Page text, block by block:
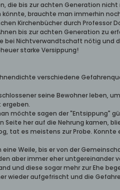
die bis zur achten Generation
brauchte man immerhin
Kirchenbücher durch
bis zur achten Generation zu
bei Nichtverwandtschaft nötig und
starke Versippung!
verschiedene
seine Bewohner leben,
möchte sagen der "Entsippung"
Seite her auf die Nehrung kamen,
tat es meistens zur Probe. Konnte
Weile, bis er von der
aber immer eher
und diese sogar mehr zur Ehe
wieder aufgefrischt und die